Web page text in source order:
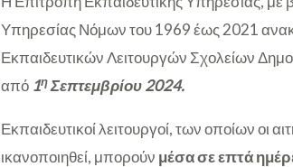
Υπηρεσίας Νόμων του 1969 έως 2021
Εκπαιδευτικών Λειτουργών Σχολείων
από 1η Σεπτεμβρίου 2024.
Εκπαιδευτικοί λειτουργοί, των οποίων οι
ικανοποιηθεί, μπορούν μέσα σε επτά